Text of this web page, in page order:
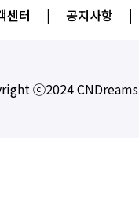
센터 | 공지사항 |
ⓒ2024 CNDreams